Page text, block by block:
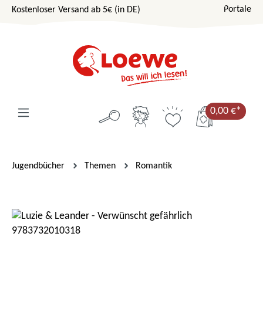
Zum Hauptinhalt springen
Kostenloser Versand ab 5€ (in DE) Portale
0,00 €*
Jugendbücher Themen Romantik
Bildergalerie überspringen